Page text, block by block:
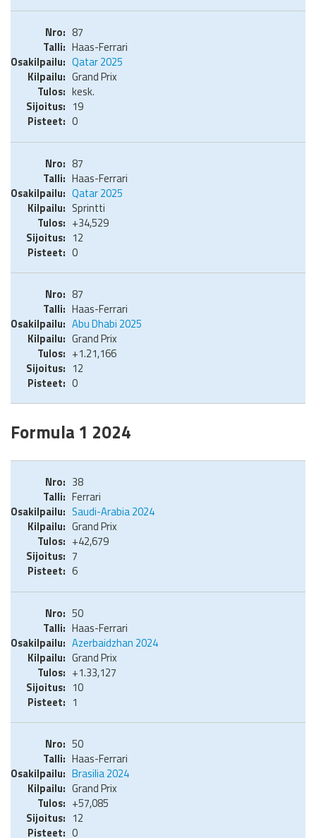
87
Haas-Ferrari
Qatar 2025
Grand Prix
kesk.
19
0
87
Haas-Ferrari
Qatar 2025
Sprintti
+34,529
12
0
87
Haas-Ferrari
Abu Dhabi 2025
Grand Prix
+1.21,166
12
0
Formula 1 2024
38
Ferrari
Saudi-Arabia 2024
Grand Prix
+42,679
7
6
50
Haas-Ferrari
Azerbaidzhan 2024
Grand Prix
+1.33,127
10
1
50
Haas-Ferrari
Brasilia 2024
Grand Prix
+57,085
12
0